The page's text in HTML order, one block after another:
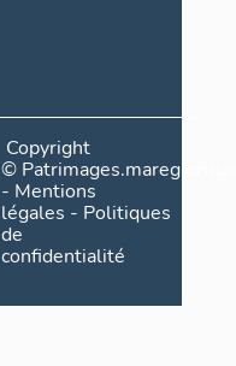
Copyright
©
- Mentions
légales - Politiques
de
confidentialité